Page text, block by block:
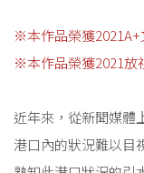
※本作品榮獲
※本作品榮獲2021放
近年來，從新聞媒體
港口內的狀況難以目